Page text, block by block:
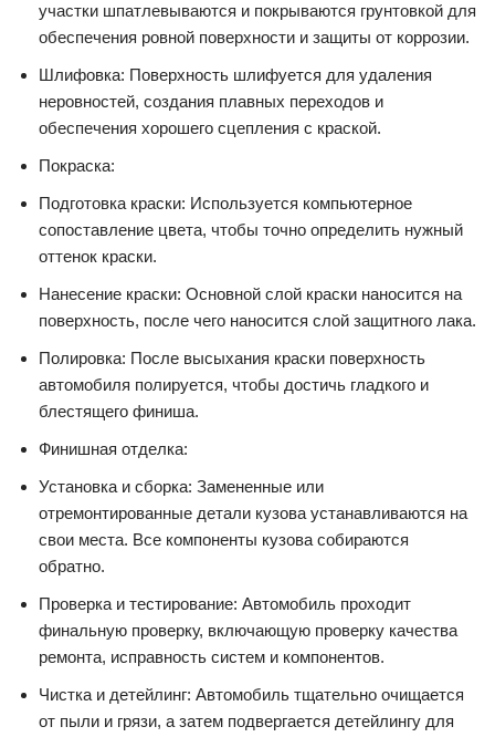
участки шпатлевываются и покрываются грунтовкой для
обеспечения ровной поверхности и защиты от коррозии.
Шлифовка: Поверхность шлифуется для удаления
неровностей, создания плавных переходов и
обеспечения хорошего сцепления с краской.
Покраска:
Подготовка краски: Используется компьютерное
сопоставление цвета, чтобы точно определить нужный
оттенок краски.
Нанесение краски: Основной слой краски наносится на
поверхность, после чего наносится слой защитного лака.
Полировка: После высыхания краски поверхность
автомобиля полируется, чтобы достичь гладкого и
блестящего финиша.
Финишная отделка:
Установка и сборка: Замененные или
отремонтированные детали кузова устанавливаются на
свои места. Все компоненты кузова собираются
обратно.
Проверка и тестирование: Автомобиль проходит
финальную проверку, включающую проверку качества
ремонта, исправность систем и компонентов.
Чистка и детейлинг: Автомобиль тщательно очищается
от пыли и грязи, а затем подвергается детейлингу для